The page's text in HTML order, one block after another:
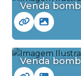
Venda
Venda